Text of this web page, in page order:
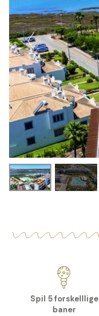
Spil 5 forskelllige
baner